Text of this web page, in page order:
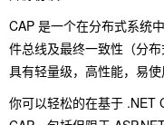
CAP 是一个在分布式系统
件总线及最终一致性（分
具有轻量级，高性能，易使
你可以轻松的在基于 .NET